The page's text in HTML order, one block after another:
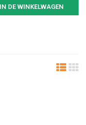
DE WINKELWAGEN